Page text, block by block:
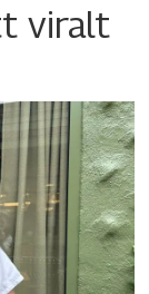
viralt